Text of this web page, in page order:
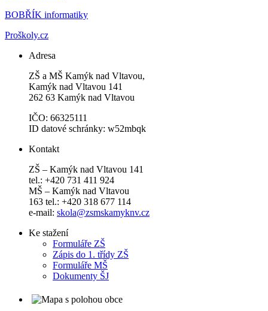
BOBŘÍK informatiky
Proškoly.cz
Adresa
ZŠ a MŠ Kamýk nad Vltavou,
Kamýk nad Vltavou 141
262 63 Kamýk nad Vltavou
IČO: 66325111
ID datové schránky: w52mbqk
Kontakt
ZŠ – Kamýk nad Vltavou 141
tel.: +420 731 411 924
MŠ – Kamýk nad Vltavou
163 tel.: +420 318 677 114
e-mail: skola@zsmskamyknv.cz
Ke stažení
Formuláře ZŠ
Zápis do 1. třídy ZŠ
Formuláře MŠ
Dokumenty ŠJ